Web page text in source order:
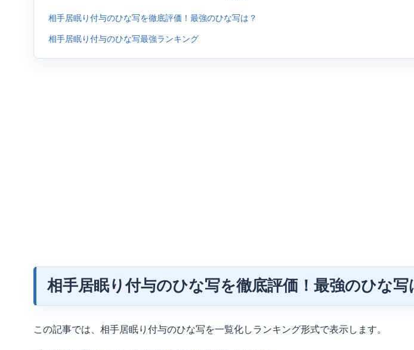
相手居眠り付与のひな写を徹底評価！最強のひな写は？
相手居眠り付与のひな写最強ランキング
相手居眠り付与のひな写を徹底評価！最強のひな写
この記事では、相手居眠り付与のひな写を一覧化しランキング形式で表示します。